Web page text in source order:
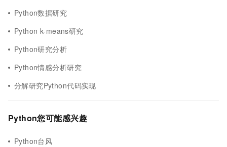
Python数据研究
Python k-means研究
Python研究分析
Python情感分析研究
分解研究Python代码实现
Python您可能感兴趣
Python台风